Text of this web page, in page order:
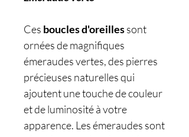
Ces boucles d'oreillessont
ornées de magnifiques
émeraudes vertes, des pierres
précieuses naturelles qui
ajoutent une touche de couleur
et de luminosité à votre
apparence. Les émeraudes sont